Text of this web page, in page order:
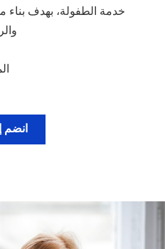
خدمة الطفولة، بهدف
انضم